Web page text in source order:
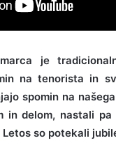
je
na tenorista in
spomin na
in delom, nastali
Letos so potekali